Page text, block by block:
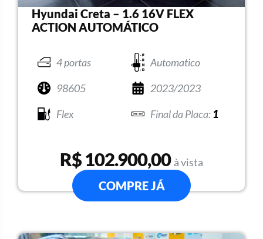
Hyundai Creta – 1.6 16V FLEX
ACTION AUTOMÁTICO
4 portas
Automatico
98605
2023/2023
Flex
1
R$ 102.900,00 à vista
COMPRE JÁ